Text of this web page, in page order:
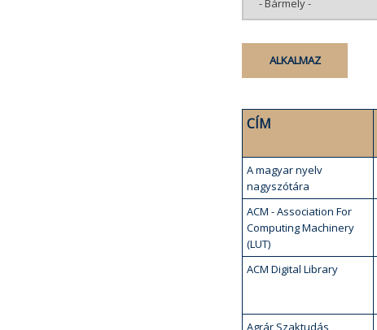
CÍM
A magyar nyelv
nagyszótára
ACM - Association For
Computing Machinery
(LUT)
ACM Digital Library
Agrár Szaktudás